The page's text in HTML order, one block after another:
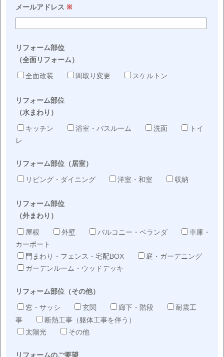
メールアドレス ※
リフォーム部位
（全面リフォーム）
全面改装 間取り変更 スケルトン
リフォーム部位
（水まわり）
キッチン 浴室・バスルーム 洗面
トイ
レ
リフォーム部位（居室）
リビング・ダイニング 洋室・和室 収納
リフォーム部位
（外まわり）
屋根 外壁 バルコニー・ベランダ
車庫・
カーポート
門まわり・フェンス・宅配BOX
庭・ガーデニング
ガーデンルーム・ウッドデッキ
リフォーム部位（その他）
窓・サッシ 玄関 廊下・階段
耐震工
事
断熱工事（躯体工事を伴う）
太陽光
その他
リフォームのご要望